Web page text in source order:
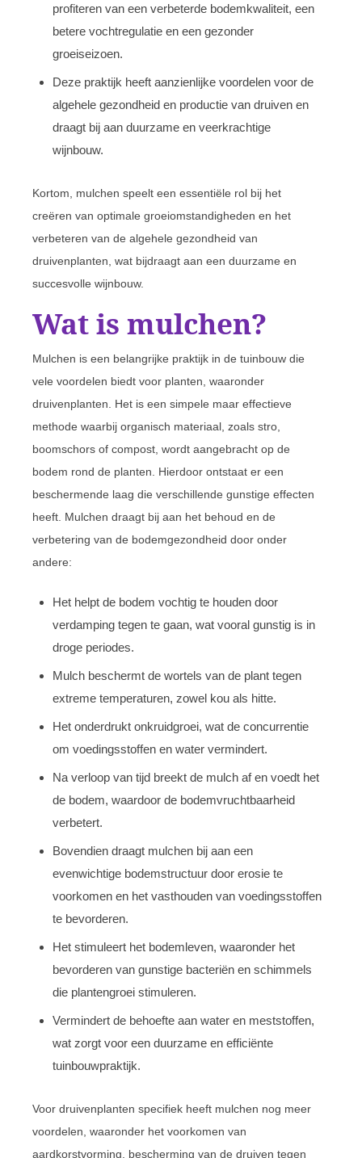
profiteren van een verbeterde bodemkwaliteit, een
betere vochtregulatie en een gezonder
groeiseizoen.
Deze praktijk heeft aanzienlijke voordelen voor de
algehele gezondheid en productie van druiven en
draagt bij aan duurzame en veerkrachtige
wijnbouw.
Kortom, mulchen speelt een essentiële rol bij het
creëren van optimale groeiomstandigheden en het
verbeteren van de algehele gezondheid van
druivenplanten, wat bijdraagt aan een duurzame en
succesvolle wijnbouw.
Wat is mulchen?
Mulchen is een belangrijke praktijk in de tuinbouw die
vele voordelen biedt voor planten, waaronder
druivenplanten. Het is een simpele maar effectieve
methode waarbij organisch materiaal, zoals stro,
boomschors of compost, wordt aangebracht op de
bodem rond de planten. Hierdoor ontstaat er een
beschermende laag die verschillende gunstige effecten
heeft. Mulchen draagt bij aan het behoud en de
verbetering van de bodemgezondheid door onder
andere:
Het helpt de bodem vochtig te houden door
verdamping tegen te gaan, wat vooral gunstig is in
droge periodes.
Mulch beschermt de wortels van de plant tegen
extreme temperaturen, zowel kou als hitte.
Het onderdrukt onkruidgroei, wat de concurrentie
om voedingsstoffen en water vermindert.
Na verloop van tijd breekt de mulch af en voedt het
de bodem, waardoor de bodemvruchtbaarheid
verbetert.
Bovendien draagt mulchen bij aan een
evenwichtige bodemstructuur door erosie te
voorkomen en het vasthouden van voedingsstoffen
te bevorderen.
Het stimuleert het bodemleven, waaronder het
bevorderen van gunstige bacteriën en schimmels
die plantengroei stimuleren.
Vermindert de behoefte aan water en meststoffen,
wat zorgt voor een duurzame en efficiënte
tuinbouwpraktijk.
Voor druivenplanten specifiek heeft mulchen nog meer
voordelen, waaronder het voorkomen van
aardkorstvorming, bescherming van de druiven tegen